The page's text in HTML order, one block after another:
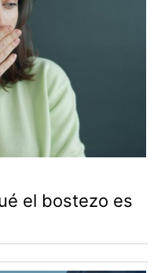
el bostezo es